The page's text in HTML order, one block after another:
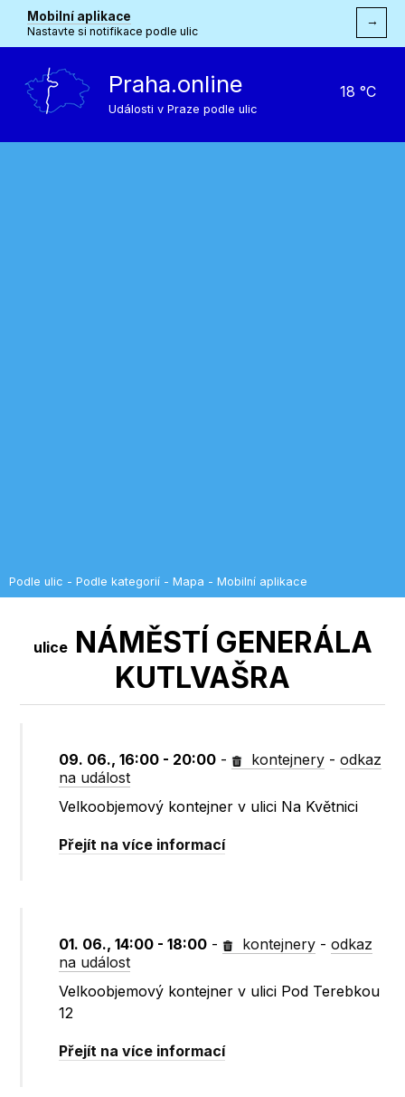
Mobilní aplikace
Nastavte si notifikace podle ulic
→
Praha.online
Události v Praze podle ulic
18 °C
Podle ulic - Podle kategorií - Mapa - Mobilní aplikace
uliceNÁMĚSTÍ GENERÁLA
KUTLVAŠRA
09. 06., 16:00 - 20:00 - kontejnery -odkaz
na událost
Velkoobjemový kontejner v ulici Na Květnici
Přejít na více informací
01. 06., 14:00 - 18:00 - kontejnery -odkaz
na událost
Velkoobjemový kontejner v ulici Pod Terebkou
12
Přejít na více informací